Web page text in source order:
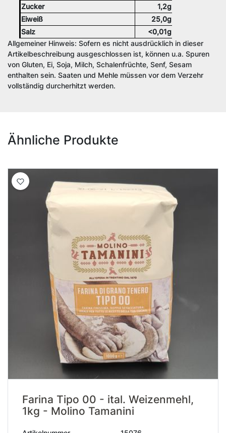
Zucker
1,2g
Eiweiß
25,0g
Salz
<0,01g
Allgemeiner Hinweis: Sofern es nicht ausdrücklich in dieser
Artikelbeschreibung ausgeschlossen ist, können u.a. Spuren
von Gluten, Ei, Soja, Milch, Schalenfrüchte, Senf, Sesam
enthalten sein. Saaten und Mehle müssen vor dem Verzehr
vollständig durcherhitzt werden.
Ähnliche Produkte
Farina Tipo 00 - ital. Weizenmehl,
1kg - Molino Tamanini